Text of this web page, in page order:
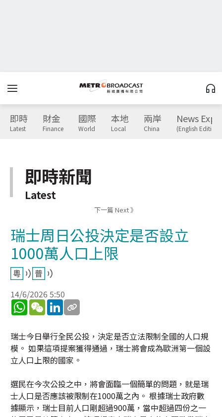
即時
Latest
財金
Finance
國際
World
本地
Local
兩岸
China
News
(English Edition)
即時新聞
Latest
下一篇 Next 》
瑞士周日公投決定是否設立
1000萬人口上限
14/6/2026 5:50
WhatsApp
WeChatLinkedIn
瑞士今日舉行全民公投，決定是否立法限制全國的人口規
模。 如果這項提案獲得通過，瑞士將會成為歐洲第一個設
立人口上限的國家。
選民在今次公投之中，將會面臨一個簡單的問題，就是瑞
士人口是否應該被限制在1000萬之內。 根據瑞士政府數
據顯示，瑞士目前人口剛超過900萬，當中超過四份之一